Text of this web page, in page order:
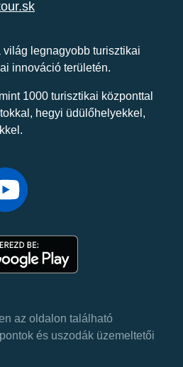
legnagyobb turisztikai
innováció területén.
1000 turisztikai központtal
hegyi üdülőhelyekkel,
az oldalon található
és uszodák üzemeltetői